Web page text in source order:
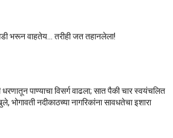
भरून वाहतेय... तरीही जत तहानलेला!
धरणातून पाण्याचा विसर्ग वाढला; सात पैकी चार स्वयंचलित
भोगावती नदीकाठच्या नागरिकांना सावधतेचा इशारा